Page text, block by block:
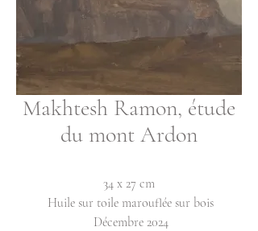
Makhtesh Ramon, étude
du mont Ardon
34 x 27 cm
Huile sur toile marouflée sur bois
Décembre 2024